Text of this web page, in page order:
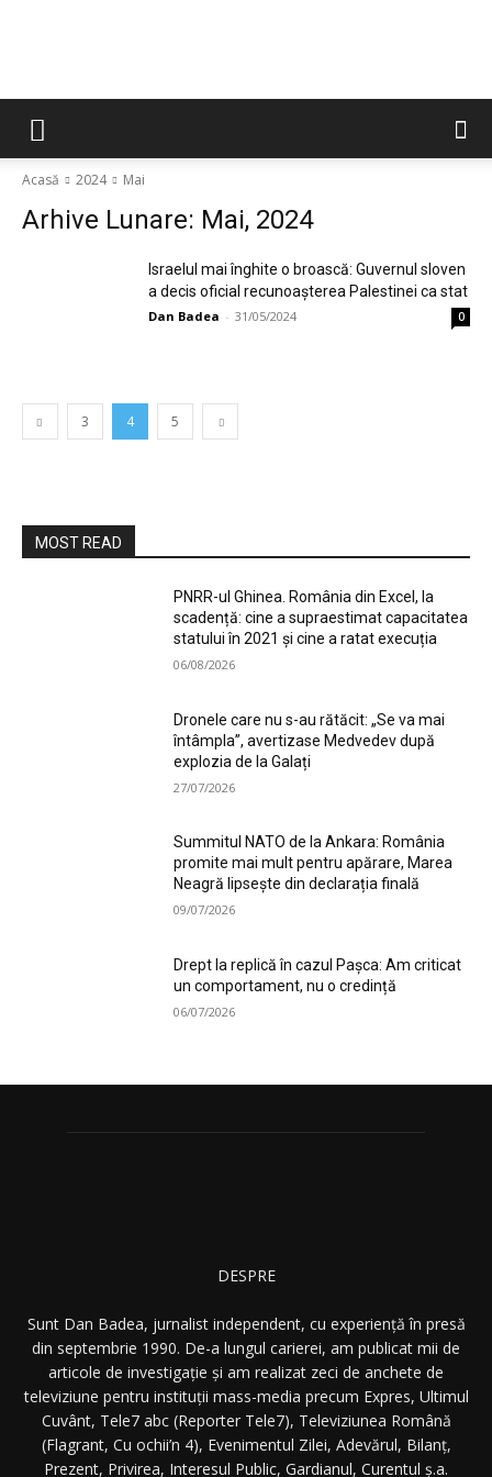
Acasă 2024 Mai
Arhive Lunare: Mai, 2024
Israelul mai înghite o broască: Guvernul sloven
a decis oficial recunoaşterea Palestinei ca stat
Dan Badea - 31/05/2024 0
3 4 5
MOST READ
PNRR-ul Ghinea. România din Excel, la
scadență: cine a supraestimat capacitatea
statului în 2021 și cine a ratat execuția
06/08/2026
Dronele care nu s-au rătăcit: „Se va mai
întâmpla”, avertizase Medvedev după
explozia de la Galați
27/07/2026
Summitul NATO de la Ankara: România
promite mai mult pentru apărare, Marea
Neagră lipsește din declarația finală
09/07/2026
Drept la replică în cazul Pașca: Am criticat
un comportament, nu o credință
06/07/2026
DESPRE
Sunt Dan Badea, jurnalist independent, cu experiență în presă
din septembrie 1990. De-a lungul carierei, am publicat mii de
articole de investigație și am realizat zeci de anchete de
televiziune pentru instituții mass-media precum Expres, Ultimul
Cuvânt, Tele7 abc (Reporter Tele7), Televiziunea Română
(Flagrant, Cu ochii’n 4), Evenimentul Zilei, Adevărul, Bilanț,
Prezent, Privirea, Interesul Public, Gardianul, Curentul ș.a.